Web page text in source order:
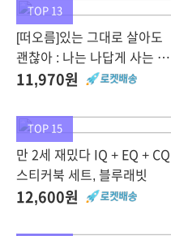
TOP 13
[떠오름]있는 그대로 살아도
괜찮아 : 나는 나답게 사는 게
편해, 떠오름
11,970원
TOP 15
만 2세 재밌다 IQ + EQ + CQ
스티커북 세트, 블루래빗
12,600원